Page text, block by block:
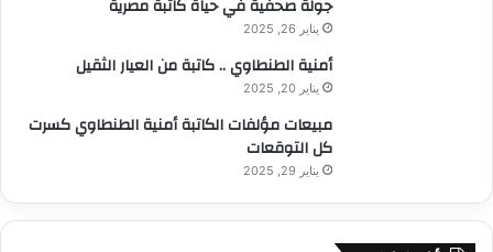
جولة صحفية في حياة كاتبة مصرية
يناير 26, 2025
أمنية الطنطاوي .. كاتبة من العيار الثقيل
يناير 20, 2025
مبيعات مؤلفات الكاتبة أمنية الطنطاوي كسرت
كل التوقعات
يناير 29, 2025